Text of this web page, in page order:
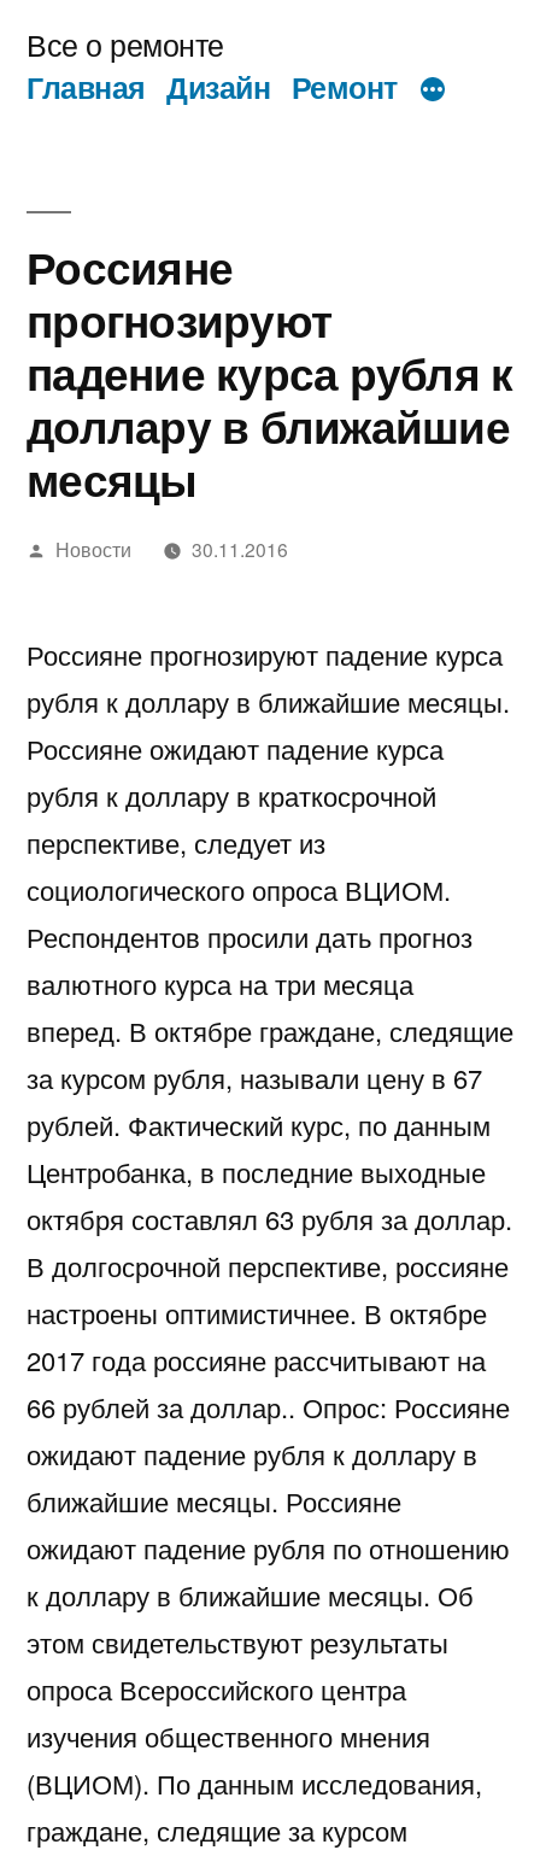
содержимому
Все о ремонте
Главная Дизайн Ремонт
Россияне
прогнозируют
падение курса рубля к
доллару в ближайшие
месяцы
Написано
Новости 30.11.2016
Россияне прогнозируют падение курса
рубля к доллару в ближайшие месяцы.
Россияне ожидают падение курса
рубля к доллару в краткосрочной
перспективе, следует из
социологического опроса ВЦИОМ.
Респондентов просили дать прогноз
валютного курса на три месяца
вперед. В октябре граждане, следящие
за курсом рубля, называли цену в 67
рублей. Фактический курс, по данным
Центробанка, в последние выходные
октября составлял 63 рубля за доллар.
В долгосрочной перспективе, россияне
настроены оптимистичнее. В октябре
2017 года россияне рассчитывают на
66 рублей за доллар.. Опрос: Россияне
ожидают падение рубля к доллару в
ближайшие месяцы. Россияне
ожидают падение рубля по отношению
к доллару в ближайшие месяцы. Об
этом свидетельствуют результаты
опроса Всероссийского центра
изучения общественного мнения
(ВЦИОМ). По данным исследования,
граждане, следящие за курсом